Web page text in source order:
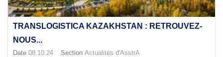
TRANSLOGISTICA KAZAKHSTAN : RETROUVEZ-
NOUS...
Date 08.10.24 Section Actualités d'AsstrA